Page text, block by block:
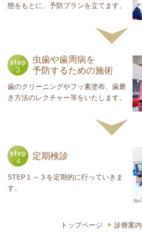
態をもとに、予防プランを立てます。
虫歯や歯周病を
予防するための施術
歯のクリーニングやフッ素塗布、歯磨
き方法のレクチャー等をいたします。
定期検診
STEP１～３を定期的に行っていきま
す。
トップページ 診療案内